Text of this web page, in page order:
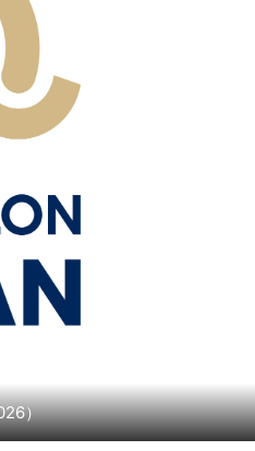
）